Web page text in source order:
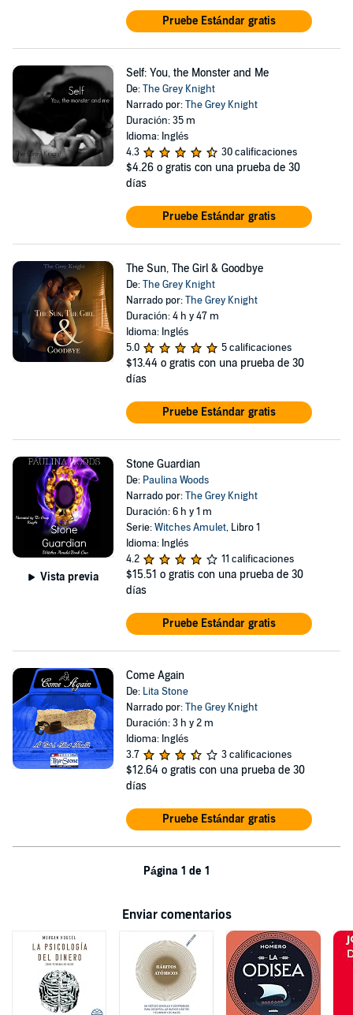
Pruebe Estándar gratis
Self: You, the Monster and Me
De:The Grey Knight
Narrado por:The Grey Knight
Duración: 35 m
Idioma: Inglés
4.3
30 calificaciones
$4.26 o gratis con una prueba de 30
días
Pruebe Estándar gratis
The Sun, The Girl & Goodbye
De:The Grey Knight
Narrado por:The Grey Knight
Duración: 4 h y 47 m
Idioma: Inglés
5.0
5 calificaciones
$13.44 o gratis con una prueba de 30
días
Pruebe Estándar gratis
Vista previa
Stone Guardian
De: Paulina Woods
Narrado por:The Grey Knight
Duración: 6 h y 1 m
Serie:Witches Amulet, Libro 1
Idioma: Inglés
4.2
11 calificaciones
$15.51 o gratis con una prueba de 30
días
Pruebe Estándar gratis
Come Again
De: Lita Stone
Narrado por:The Grey Knight
Duración: 3 h y 2 m
Idioma: Inglés
3.7
3 calificaciones
$12.64 o gratis con una prueba de 30
días
Pruebe Estándar gratis
Página 1 de 1
Enviar comentarios